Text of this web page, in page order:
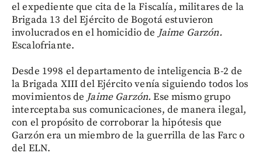
el expediente que cita de la Fiscalía, militares de la
Brigada 13 del Ejército de Bogotá estuvieron
involucrados en el homicidio de Jaime Garzón.
Escalofriante.
Desde 1998 el departamento de inteligencia B-2 de
la Brigada XIII del Ejército venía siguiendo todos los
movimientos de Jaime Garzón. Ese mismo grupo
interceptaba sus comunicaciones, de manera ilegal,
con el propósito de corroborar la hipótesis que
Garzón era un miembro de la guerrilla de las Farc o
del ELN.